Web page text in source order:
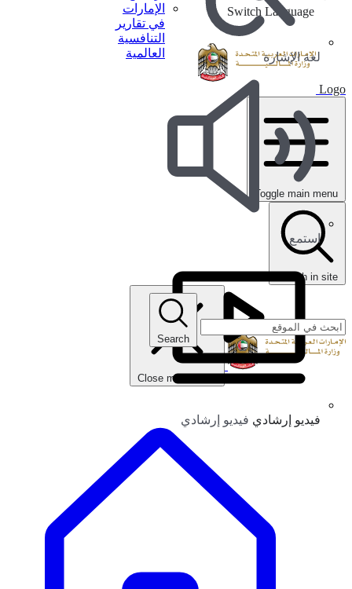
الإمارات
في تقارير
التنافسية
العالمية
لغة الإشارة
استمع
فيديو إرشادي فيديو إرشادي
Switch Language
Logo
Toggle main menu
search in site
Close main menu
Search